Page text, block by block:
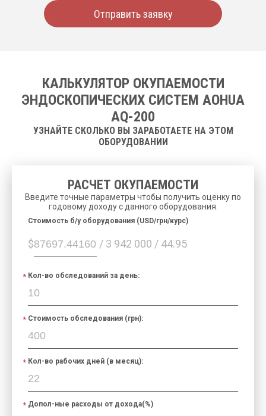
Отправить заявку
КАЛЬКУЛЯТОР ОКУПАЕМОСТИ
ЭНДОСКОПИЧЕСКИХ СИСТЕМ AOHUA
AQ-200
УЗНАЙТЕ СКОЛЬКО ВЫ ЗАРАБОТАЕТЕ НА ЭТОМ
ОБОРУДОВАНИИ
РАСЧЕТ ОКУПАЕМОСТИ
Введите точные параметры чтобы получить оценку по
годовому доходу с данного оборудования.
$ / 3 942 000 / 44.95
Cтоимость б/у оборудования (USD/грн/курс)
Кол-во обследований за день:
Стоимость обследования (грн):
Кол-во рабочих дней (в месяц):
Допол-ные расходы от дохода(%)